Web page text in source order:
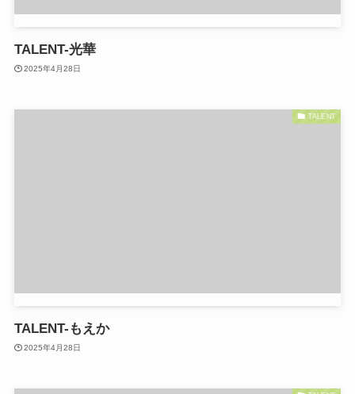
TALENT-光華
2025年4月28日
TALENT
TALENT-もえか
2025年4月28日